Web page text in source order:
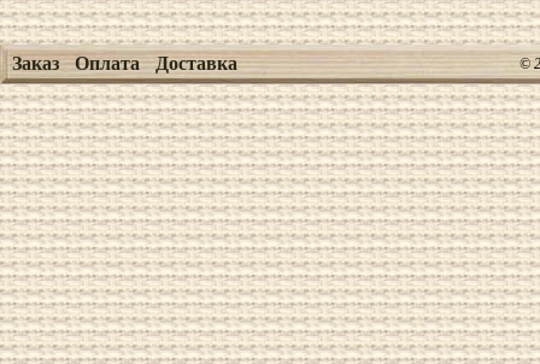
Заказ Оплата Доставка ©